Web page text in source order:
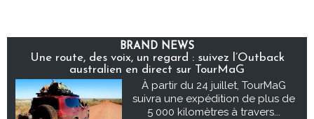
BRAND NEWS
Une route, des voix, un regard : suivez l’Outback
australien en direct sur TourMaG
À partir du 24 juillet, TourMaG
suivra une expédition de plus de
5 000 kilomètres à travers...